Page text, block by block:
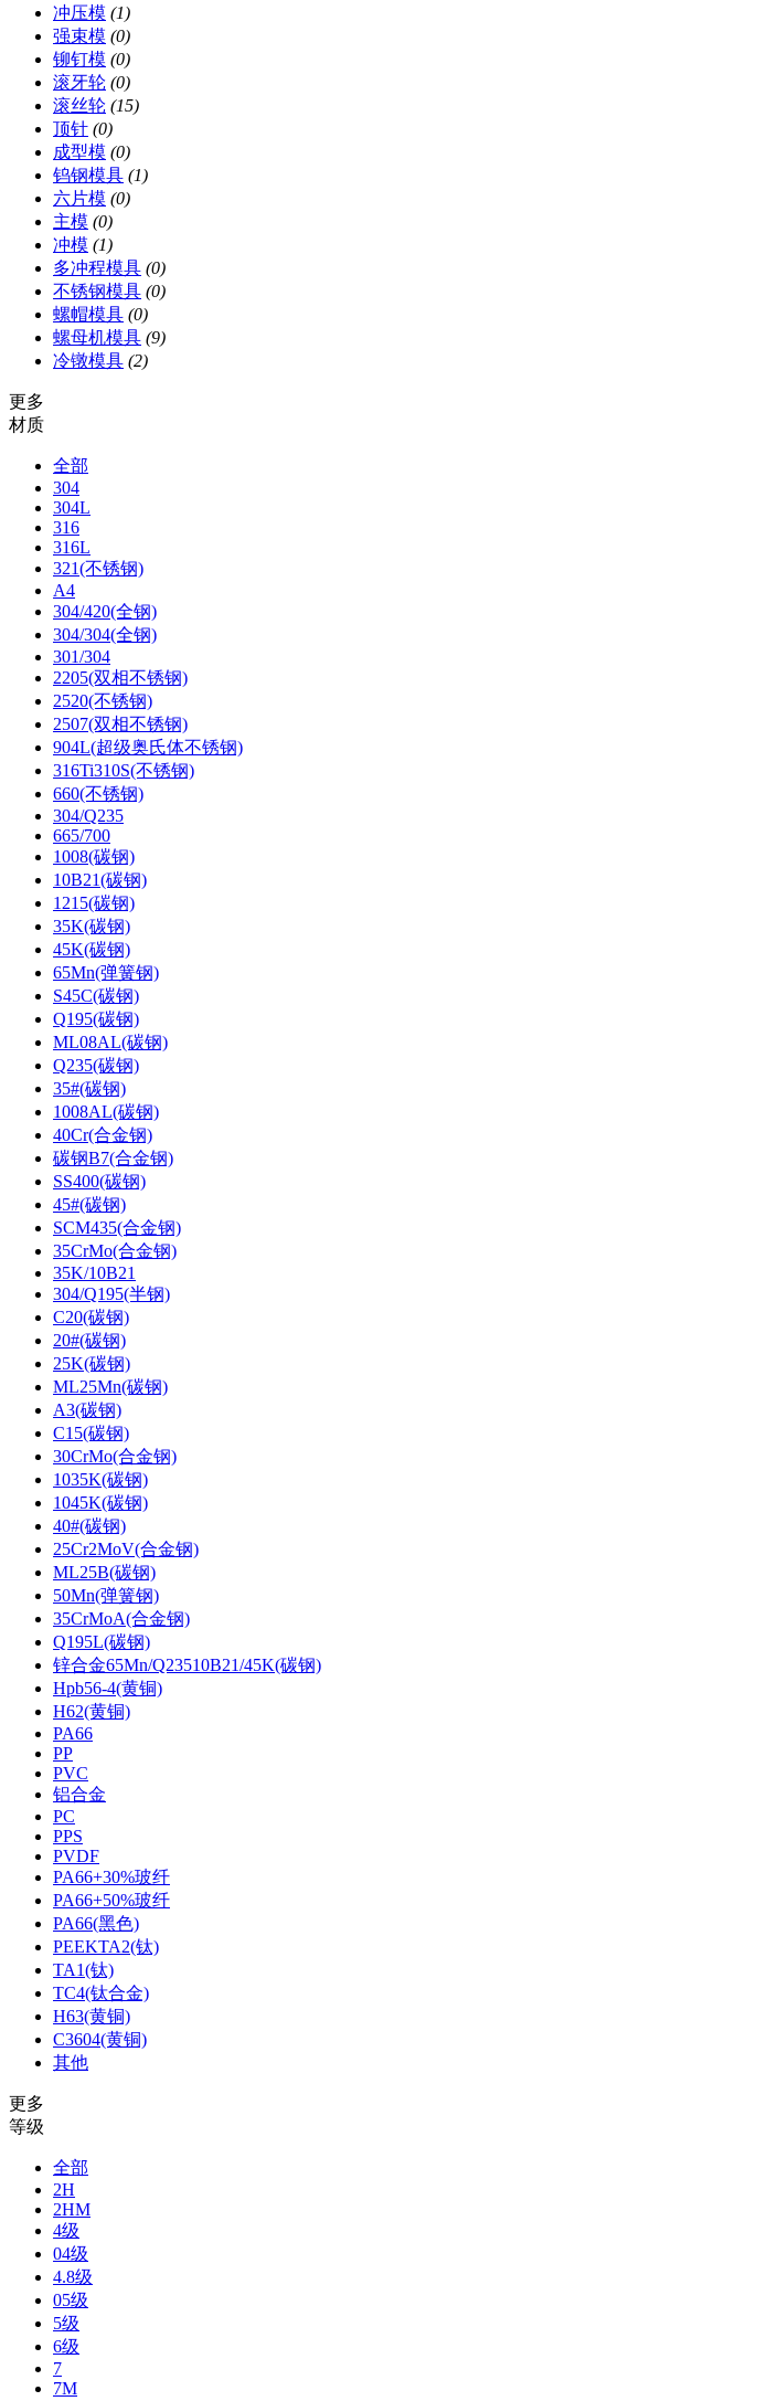
冲压模 (1)
强束模 (0)
铆钉模 (0)
滚牙轮 (0)
滚丝轮 (15)
顶针 (0)
成型模 (0)
钨钢模具 (1)
六片模 (0)
主模 (0)
冲模 (1)
多冲程模具 (0)
不锈钢模具 (0)
螺帽模具 (0)
螺母机模具 (9)
冷镦模具 (2)
更多
材质
全部
304
304L
316
316L
321(不锈钢)
A4
304/420(全钢)
304/304(全钢)
301/304
2205(双相不锈钢)
2520(不锈钢)
2507(双相不锈钢)
904L(超级奥氏体不锈钢)
316Ti310S(不锈钢)
660(不锈钢)
304/Q235
665/700
1008(碳钢)
10B21(碳钢)
1215(碳钢)
35K(碳钢)
45K(碳钢)
65Mn(弹簧钢)
S45C(碳钢)
Q195(碳钢)
ML08AL(碳钢)
Q235(碳钢)
35#(碳钢)
1008AL(碳钢)
40Cr(合金钢)
碳钢B7(合金钢)
SS400(碳钢)
45#(碳钢)
SCM435(合金钢)
35CrMo(合金钢)
35K/10B21
304/Q195(半钢)
C20(碳钢)
20#(碳钢)
25K(碳钢)
ML25Mn(碳钢)
A3(碳钢)
C15(碳钢)
30CrMo(合金钢)
1035K(碳钢)
1045K(碳钢)
40#(碳钢)
25Cr2MoV(合金钢)
ML25B(碳钢)
50Mn(弹簧钢)
35CrMoA(合金钢)
Q195L(碳钢)
锌合金65Mn/Q23510B21/45K(碳钢)
Hpb56-4(黄铜)
H62(黄铜)
PA66
PP
PVC
铝合金
PC
PPS
PVDF
PA66+30%玻纤
PA66+50%玻纤
PA66(黑色)
PEEKTA2(钛)
TA1(钛)
TC4(钛合金)
H63(黄铜)
C3604(黄铜)
其他
更多
等级
全部
2H
2HM
4级
04级
4.8级
05级
5级
6级
7
7M